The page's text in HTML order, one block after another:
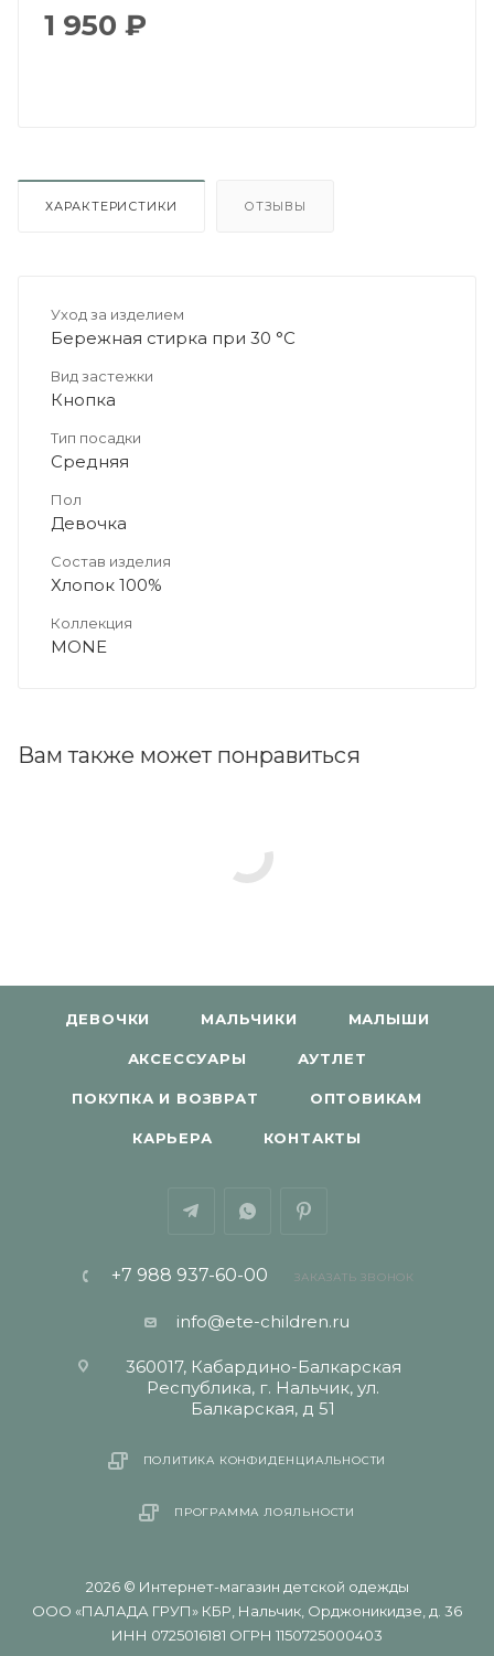
1 950 ₽
ХАРАКТЕРИСТИКИ ОТЗЫВЫ
Уход за изделием
Бережная стирка при 30 °C
Вид застежки
Кнопка
Тип посадки
Средняя
Пол
Девочка
Состав изделия
Хлопок 100%
Коллекция
MONE
Вам также может понравиться
ДЕВОЧКИ МАЛЬЧИКИ МАЛЫШИ
АКСЕССУАРЫ АУТЛЕТ
ПОКУПКА И ВОЗВРАТ ОПТОВИКАМ
КАРЬЕРА КОНТАКТЫ
+7 988 937-60-00 ЗАКАЗАТЬ ЗВОНОК
info@ete-children.ru
360017, Кабардино-Балкарская
Республика, г. Нальчик, ул.
Балкарская, д 51
ПОЛИТИКА КОНФИДЕНЦИАЛЬНОСТИ
ПРОГРАММА ЛОЯЛЬНОСТИ
2026 © Интернет-магазин детской одежды
ООО «ПАЛАДА ГРУП» КБР, Нальчик, Орджоникидзе, д. 36
ИНН 0725016181 ОГРН 1150725000403